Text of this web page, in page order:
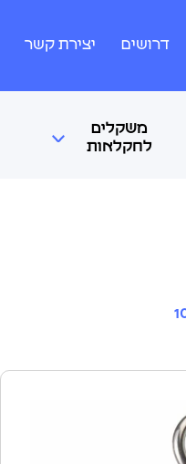
דרושים יצירת קשר
משקלים
לחקלאות